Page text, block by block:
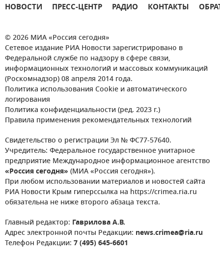
НОВОСТИ ПРЕСС-ЦЕНТР РАДИО КОНТАКТЫ
© 2026 МИА «Россия сегодня»
Сетевое издание РИА Новости зарегистрировано в
Федеральной службе по надзору в сфере связи,
информационных технологий и массовых коммуникаций
(Роскомнадзор) 08 апреля 2014 года.
Политика использования Cookie и автоматического
логирования
Политика конфиденциальности (ред. 2023 г.)
Правила применения рекомендательных технологий
Свидетельство о регистрации Эл № ФС77-57640.
Учредитель: Федеральное государственное унитарное
предприятие Международное информационное агентство
«Россия сегодня» (МИА «Россия сегодня»).
При любом использовании материалов и новостей сайта
РИА Новости Крым гиперссылка на https://crimea.ria.ru
обязательна не ниже второго абзаца текста.
Главный редактор: Гаврилова А.В.
Адрес электронной почты Редакции: news.crimea@ria.ru
Телефон Редакции: 7 (495) 645-6601